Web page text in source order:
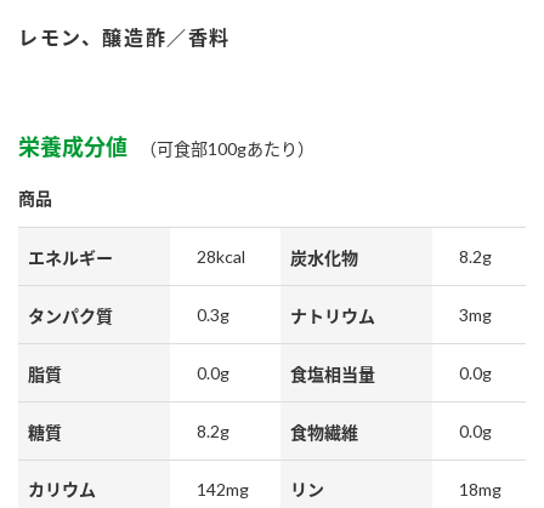
レモン、醸造酢／香料
栄養成分値 （可食部100gあたり）
商品
エネルギー 28kcal 炭水化物 8.2g
タンパク質 0.3g ナトリウム 3mg
脂質 0.0g 食塩相当量 0.0g
糖質 8.2g 食物繊維 0.0g
カリウム 142mg リン 18mg